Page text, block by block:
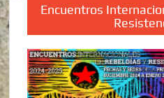
Encuentros